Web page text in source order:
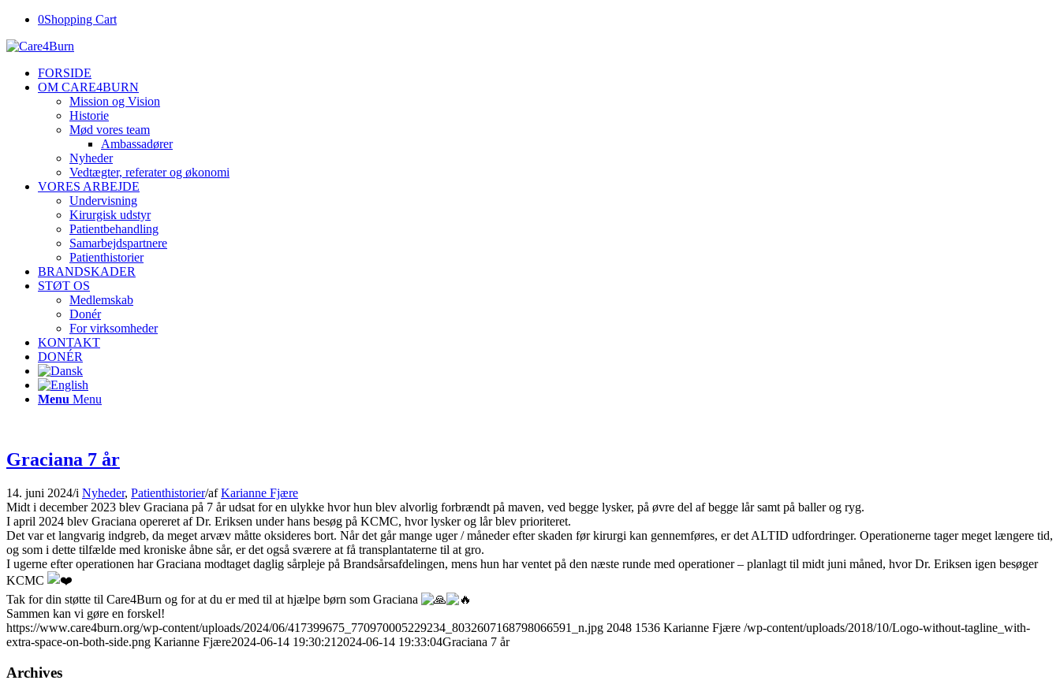
0Shopping Cart
FORSIDE
OM CARE4BURN
Mission og Vision
Historie
Mød vores team
Ambassadører
Nyheder
Vedtægter, referater og økonomi
VORES ARBEJDE
Undervisning
Kirurgisk udstyr
Patientbehandling
Samarbejdspartnere
Patienthistorier
BRANDSKADER
STØT OS
Medlemskab
Donér
For virksomheder
KONTAKT
DONÉR
Menu Menu
Graciana 7 år
14. juni 2024/i Nyheder, Patienthistorier/afKarianne Fjære
Midt i december 2023 blev Graciana på 7 år udsat for en ulykke hvor hun blev alvorlig forbrændt på maven, ved begge lysker, på øvre del af begge lår samt på baller og ryg.
I april 2024 blev Graciana opereret af Dr. Eriksen under hans besøg på KCMC, hvor lysker og lår blev prioriteret.
Det var et langvarig indgreb, da meget arvæv måtte oksideres bort. Når det går mange uger / måneder efter skaden før kirurgi kan gennemføres, er det ALTID udfordringer. Operationerne tager meget længere tid,
og som i dette tilfælde med kroniske åbne sår, er det også sværere at få transplantaterne til at gro.
I ugerne efter operationen har Graciana modtaget daglig sårpleje på Brandsårsafdelingen, mens hun har ventet på den næste runde med operationer – planlagt til midt juni måned, hvor Dr. Eriksen igen besøger
KCMC
Tak for din støtte til Care4Burn og for at du er med til at hjælpe børn som Graciana
Sammen kan vi gøre en forskel!
https://www.care4burn.org/wp-content/uploads/2024/06/417399675_770970005229234_8032607168798066591_n.jpg 2048 1536 Karianne Fjære /wp-content/uploads/2018/10/Logo-without-tagline_with-
extra-space-on-both-side.png Karianne Fjære2024-06-14 19:30:21 2024-06-14 19:33:04Graciana 7 år
Archives